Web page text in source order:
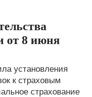
от 8 июня
установления
к страховым
страхование